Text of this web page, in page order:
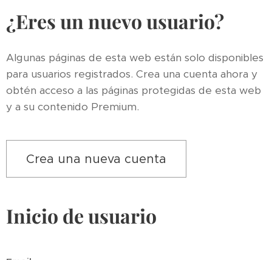
¿Eres un nuevo usuario?
Algunas páginas de esta web están solo disponibles
para usuarios registrados. Crea una cuenta ahora y
obtén acceso a las páginas protegidas de esta web
y a su contenido Premium.
Crea una nueva cuenta
Inicio de usuario